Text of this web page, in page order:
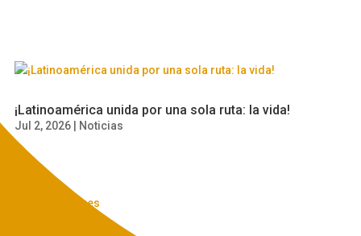
¡Latinoamérica unida por una sola ruta: la vida!
Jul 2, 2026 Noticias
« Ver Anteriores